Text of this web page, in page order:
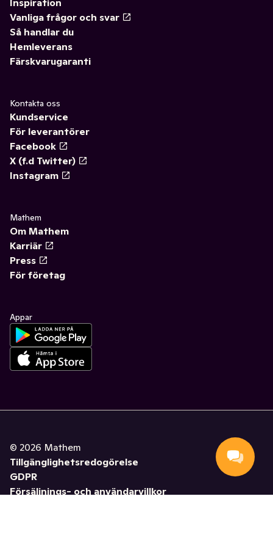
Vanliga frågor och svar
Så handlar du
Hemleverans
Färskvarugaranti
Kontakta oss
Kundservice
För leverantörer
Facebook
X (f.d Twitter)
Instagram
Mathem
Om Mathem
Karriär
Press
För företag
Appar
© 2026 Mathem
Tillgänglighetsredogörelse
GDPR
Försäljnings- och användarvillkor